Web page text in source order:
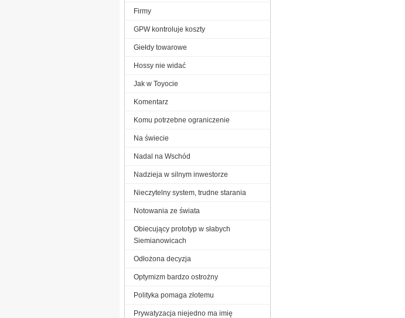
Firmy
GPW kontroluje koszty
Giełdy towarowe
Hossy nie widać
Jak w Toyocie
Komentarz
Komu potrzebne ograniczenie
Na świecie
Nadal na Wschód
Nadzieja w silnym inwestorze
Nieczytelny system, trudne starania
Notowania ze świata
Obiecujący prototyp w słabych
Siemianowicach
Odłożona decyzja
Optymizm bardzo ostrożny
Polityka pomaga złotemu
Prywatyzacja niejedno ma imię